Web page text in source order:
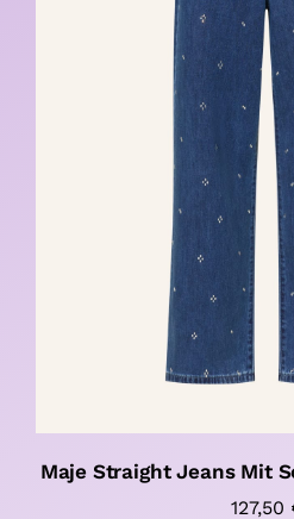
Maje Straight Jeans Mit
127,50